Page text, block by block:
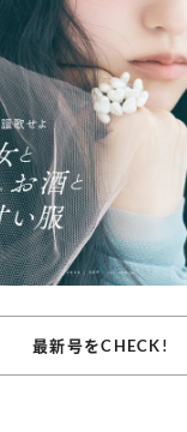
最新号をCHECK!